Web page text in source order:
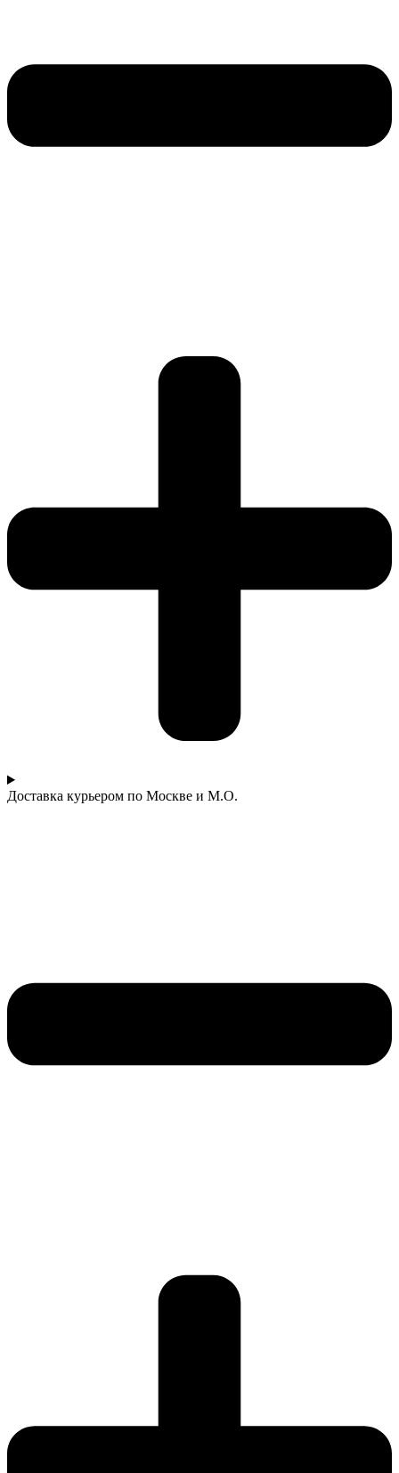
Доставка курьером по Москве и М.О.